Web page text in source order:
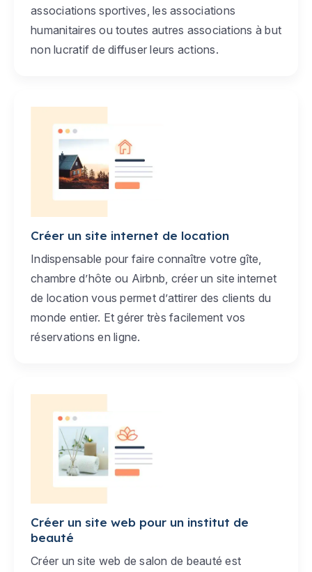
associations sportives, les associations
humanitaires ou toutes autres associations à but
non lucratif de diffuser leurs actions.
Créer un site internet de location
Indispensable pour faire connaître votre gîte,
chambre d’hôte ou Airbnb, créer un site internet
de location vous permet d’attirer des clients du
monde entier. Et gérer très facilement vos
réservations en ligne.
Créer un site web pour un institut de
beauté
Créer un site web de salon de beauté est